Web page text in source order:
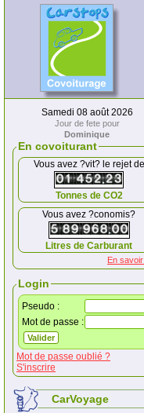
Samedi 08 août 2026
Jour de fete pour
Dominique
En covoiturant
Vous avez ?vit? le rejet de
Tonnes de CO2
Vous avez ?conomis?
Litres de Carburant
En
Login
Pseudo :
Mot de passe :
Mot de passe oublié ?
S'inscrire
CarVoyage